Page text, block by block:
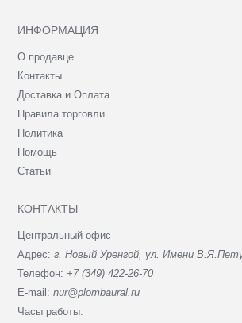
ИНФОРМАЦИЯ
О продавце
Контакты
Доставка и Оплата
Правила торговли
Политика
Помощь
Статьи
КОНТАКТЫ
Центральный офис
Адрес:г. Новый Уренгой, ул. Имени
Телефон: +7 (349) 422-26-70
E-mail:nur@plombaural.ru
Часы работы: